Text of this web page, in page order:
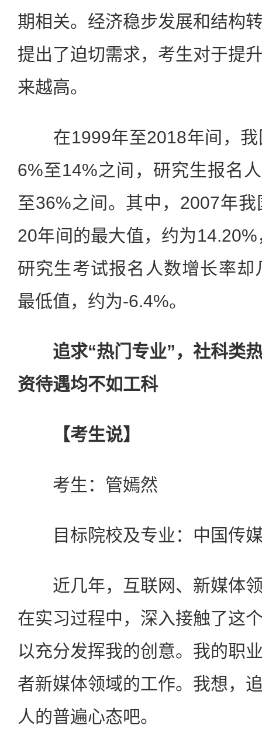
期相关。经济稳步发展和结构
提出了迫切需求，考生对于提
来越高。
在1999年至2018年间，我
6%至14%之间，研究生报名
至36%之间。其中，2007年
20年间的最大值，约为
研究生考试报名人数增长率
最低值，约为-6.4%。
追求“热门专业”，社科类
资待遇均不如工科
【考生说】
考生：管嫣然
目标院校及专业：中国传媒
近几年，互联网、新媒体领
在实习过程中，深入接触了这
以充分发挥我的创意。我的职
者新媒体领域的工作。我想，
人的普遍心态吧。